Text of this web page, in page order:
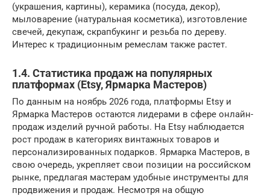
(украшения, картины), керамика (посуда, декор),
мыловарение (натуральная косметика), изготовление
свечей, декупаж, скрапбукинг и резьба по дереву.
Интерес к традиционным ремеслам также растет.
1.4. Статистика продаж на популярных
платформах (Etsy, Ярмарка Мастеров)
По данным на ноябрь 2026 года, платформы Etsy и
Ярмарка Мастеров остаются лидерами в сфере онлайн-
продаж изделий ручной работы. На Etsy наблюдается
рост продаж в категориях винтажных товаров и
персонализированных подарков. Ярмарка Мастеров, в
свою очередь, укрепляет свои позиции на российском
рынке, предлагая мастерам удобные инструменты для
продвижения и продаж. Несмотря на общую